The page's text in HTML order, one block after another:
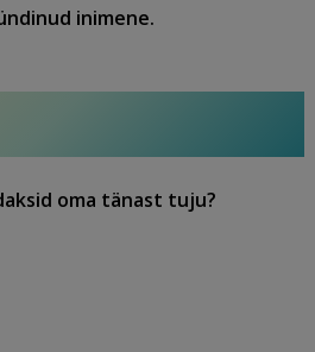
inimene.
oma tänast tuju?